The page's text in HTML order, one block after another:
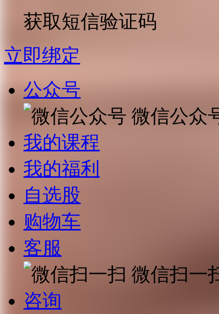
获取短信验证码
立即绑定
公众号
微信公众
我的课程
我的福利
自选股
购物车
客服
微信扫一
咨询